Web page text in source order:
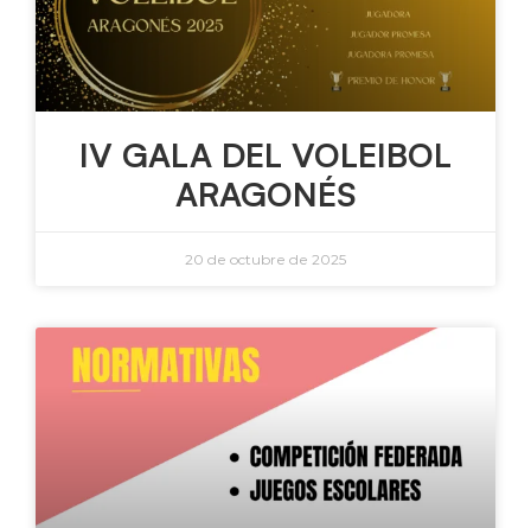
IV GALA DEL VOLEIBOL
ARAGONÉS
20 de octubre de 2025